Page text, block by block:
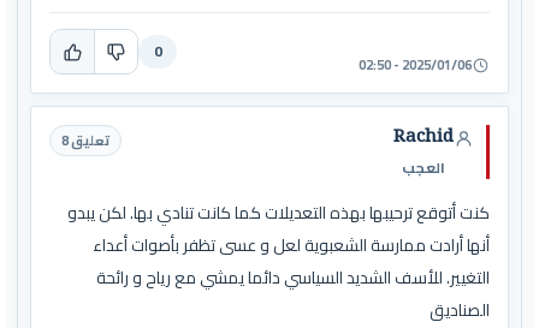
2025/01/06 - 02:50
0
Rachid
العجب
تعليق 8
كنت أتوقع ترحيبها بهذه التعديلات كما كانت تنادي بها. لكن يبدو
أنها أرادت ممارسة الشعبوية لعل و عسى تظفر بأصوات أعداء
التغيير. للأسف الشديد السياسي دائما يمشي مع رياح و رائحة
الصناديق